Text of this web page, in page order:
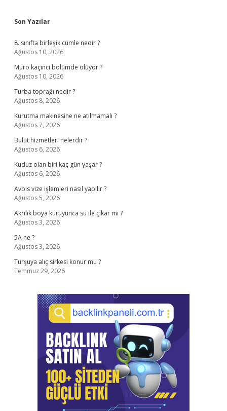
Sidebar
Son Yazılar
8. sınıfta birleşik cümle nedir ?
Ağustos 10, 2026
Muro kaçıncı bölümde ölüyor ?
Ağustos 10, 2026
Turba toprağı nedir ?
Ağustos 8, 2026
Kurutma makinesine ne atılmamalı ?
Ağustos 7, 2026
Bulut hizmetleri nelerdir ?
Ağustos 6, 2026
Kuduz olan biri kaç gün yaşar ?
Ağustos 6, 2026
Avbis vize işlemleri nasıl yapılır ?
Ağustos 5, 2026
Akrilik boya kuruyunca su ile çıkar mı ?
Ağustos 3, 2026
5A ne ?
Ağustos 3, 2026
Turşuya alıç sirkesi konur mu ?
Temmuz 29, 2026